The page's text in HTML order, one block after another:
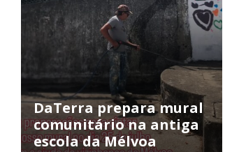
DaTerra prepara mural
comunitário na antiga
escola da Mélvoa